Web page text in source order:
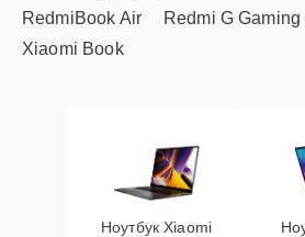
RedmiBook Air
Redmi G
Xiaomi Book
Ноутбук Xiaomi